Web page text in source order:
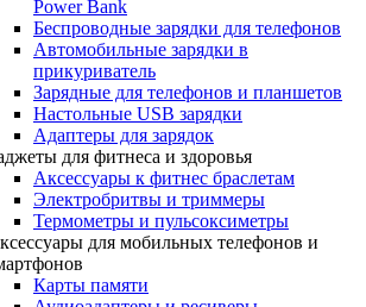
Power Bank
Беспроводные зарядки для телефонов
Автомобильные зарядки в
прикуриватель
Зарядные для телефонов и планшетов
Настольные USB зарядки
Адаптеры для зарядок
для фитнеса и здоровья
Аксессуары к фитнес браслетам
Электробритвы и триммеры
Термометры и пульсоксиметры
для мобильных телефонов и
Карты памяти